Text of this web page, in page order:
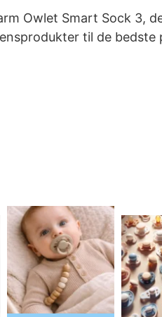
Owlet Smart Sock 3,
til de bedste